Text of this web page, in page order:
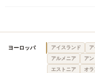
ヨーロッパ アイスランド
アルメニア
アン
エストニア
オ